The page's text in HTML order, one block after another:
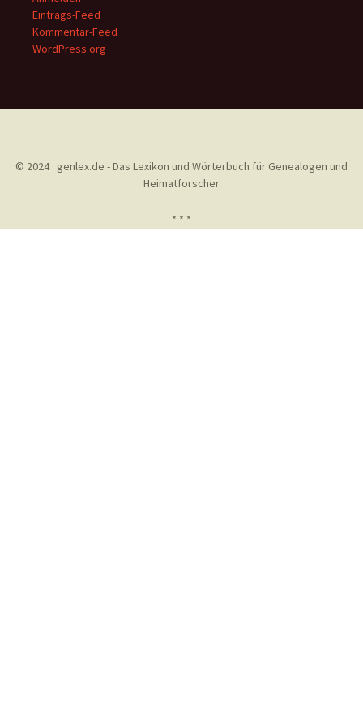
Eintrags-Feed
Kommentar-Feed
WordPress.org
© 2024 · genlex.de - Das Lexikon und Wörterbuch für Genealogen und
Heimatforscher
* * *